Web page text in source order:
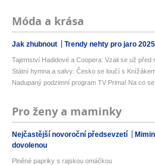
Móda a krása
Jak zhubnout Trendy nehty pro jaro 2025
Tajemství Hadidové a Coopera: Vzali se už před
Státní hymna a salvy: Česko se loučí s
Nadupaný podzimní program TV Prima! Na co
Pro ženy a maminky
Nejčastější novoroční předsevzetí
dovolenou
Plněné papriky s rajskou omáčkou